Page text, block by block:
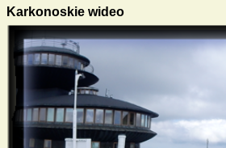
Karkonoskie wideo